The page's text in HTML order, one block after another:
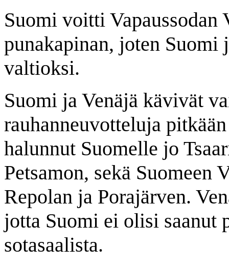
Suomi voitti Vapaussodan
punakapinan, joten Suomi
valtioksi.
Suomi ja Venäjä kävivät
rauhanneuvotteluja
halunnut Suomelle jo
Petsamon, sekä Suomeen
Repolan ja Porajärven.
jotta Suomi ei olisi saanut
sotasaalista.